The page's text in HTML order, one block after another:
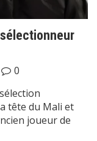
0
tête du Mali et
joueur de